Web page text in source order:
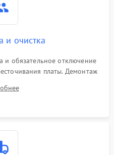
2000 ₽
и очистка
и обязательное отключение
платы. Демонтаж
с кристаллов чипов.